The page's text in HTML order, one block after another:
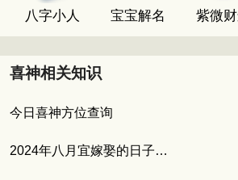
八字小人 宝宝解名 紫微
喜神相关知识
今日喜神方位查询
2024年八月宜嫁娶的日子 八月适合结婚的吉日